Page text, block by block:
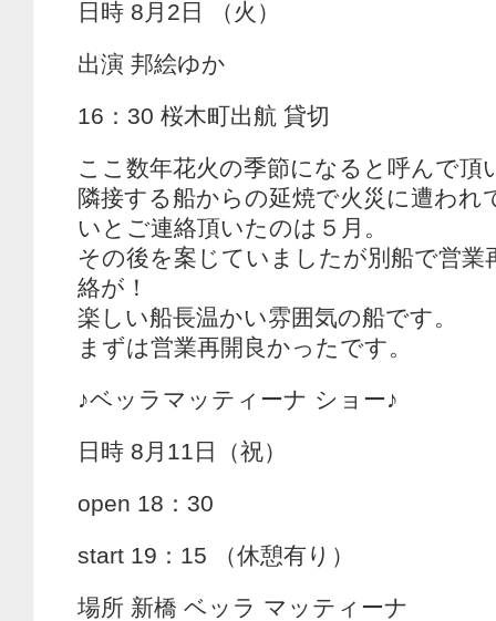
日時 8月2日 （火）
出演 邦絵ゆか
16：30 桜木町出航 貸切
ここ数年花火の季節になると呼んで頂
隣接する船からの延焼で火災に遭われ
いとご連絡頂いたのは５月。
その後を案じていましたが別船で営業
絡が！
楽しい船長温かい雰囲気の船です。
まずは営業再開良かったです。
♪ベッラマッティーナ ショー♪
日時 8月11日（祝）
open 18：30
start 19：15 （休憩有り）
場所 新橋 ベッラ マッティーナ